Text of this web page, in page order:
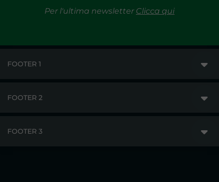
Per l'ultima newsletter Clicca qui
FOOTER 1
FOOTER 2
FOOTER 3